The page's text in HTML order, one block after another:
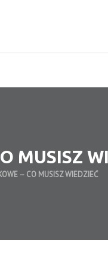
MUSISZ
– CO MUSISZ WIEDZIEĆ